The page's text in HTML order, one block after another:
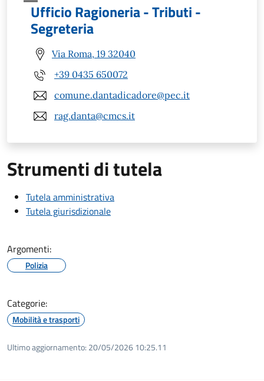
Ufficio Ragioneria - Tributi -
Segreteria
Via Roma, 19 32040
+39 0435 650072
comune.dantadicadore@pec.it
rag.danta@cmcs.it
Strumenti di tutela
Tutela amministrativa
Tutela giurisdizionale
Argomenti:
Polizia
Categorie:
Mobilità e trasporti
Ultimo aggiornamento: 20/05/2026 10:25.11